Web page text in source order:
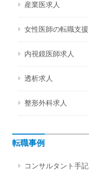
産業医求人
女性医師の転職支援
内視鏡医師求人
透析求人
整形外科求人
転職事例
コンサルタント手記